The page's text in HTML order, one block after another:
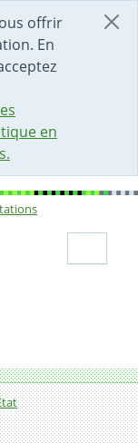
offrir
En
en